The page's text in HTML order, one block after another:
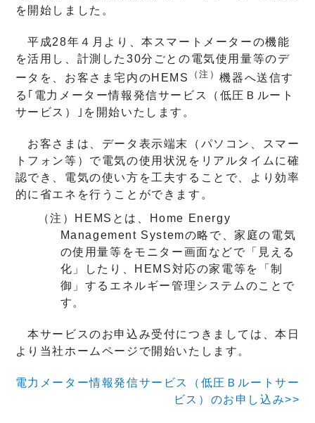
を開始しました。
平成28年４月より、本スマートメーターの機能
を活用し、計測した30分ごとの電気使用量等のデ
ータを、お客さま宅内のHEMS
（注）機器へ送信す
る｢電力メーター情報発信サービス（低圧Ｂルート
サービス）｣を開始いたします。
お客さまは、データ表示端末（パソコン、スマー
トフォン等）で電気の使用状況をリアルタイムに確
認でき、電気の使い方を工夫することで、より効率
的に省エネを行うことができます。
（注）HEMSとは、Home Energy
Management Systemの略で、家庭の電気
の使用量等をモニター画面などで「見える
化」したり、HEMS対応の家電等を「制
御」するエネルギー管理システムのことで
す。
本サービスのお申込み受付につきましては、本日
より当社ホームページで開始いたします。
電力メーター情報発信サービス（低圧Ｂルートサー
ビス）のお申し込み>>